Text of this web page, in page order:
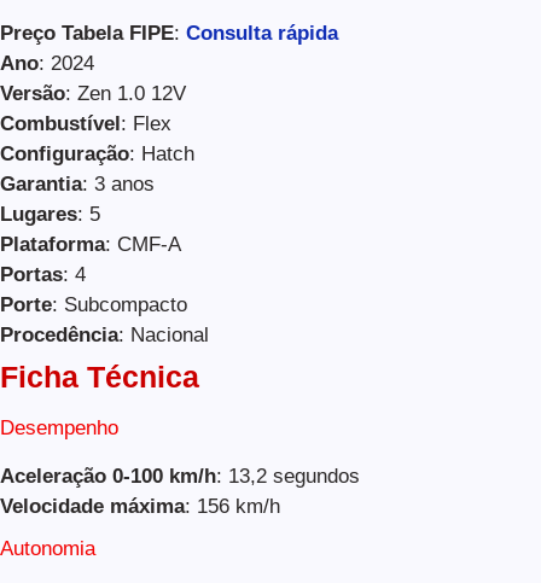
Preço Tabela FIPE: Consulta rápida
Ano: 2024
Versão: Zen 1.0 12V
Combustível: Flex
Configuração: Hatch
Garantia: 3 anos
Lugares: 5
Plataforma: CMF-A
Portas: 4
Porte: Subcompacto
Procedência: Nacional
Ficha Técnica
Desempenho
Aceleração 0-100 km/h: 13,2 segundos
Velocidade máxima: 156 km/h
Autonomia